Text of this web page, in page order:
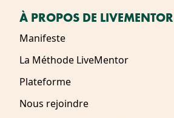
À PROPOS DE LIVEMENTOR
Manifeste
La Méthode LiveMentor
Plateforme
Nous rejoindre